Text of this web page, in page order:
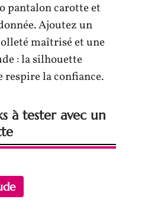
pantalon carotte et
Ajoutez un
maîtrisé et une
: la silhouette
respire la confiance.
à tester avec un